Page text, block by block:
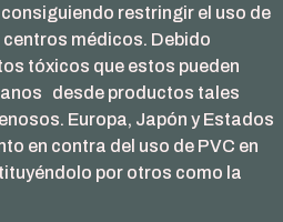
restringir el uso de
médicos. Debido
tóxicos que estos pueden
desde productos tales
Europa, Japón y Estados
en contra del uso de PVC en
por otros como la